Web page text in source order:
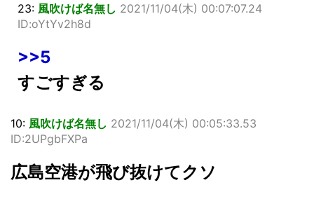
23: 風吹けば名無し 2021/11/04(木) 00:07:07.24
ID:oYtYv2h8d
>>5
すごすぎる
10: 風吹けば名無し 2021/11/04(木) 00:05:33.53
ID:2UPgbFXPa
広島空港が飛び抜けてクソ